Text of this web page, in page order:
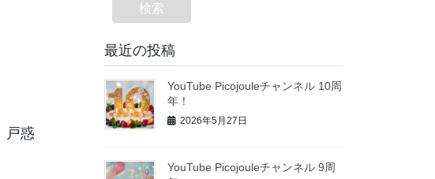
戸惑
検索
最近の投稿
YouTube Picojouleチャンネル 10周
年！
2026年5月27日
YouTube Picojouleチャンネル 9周